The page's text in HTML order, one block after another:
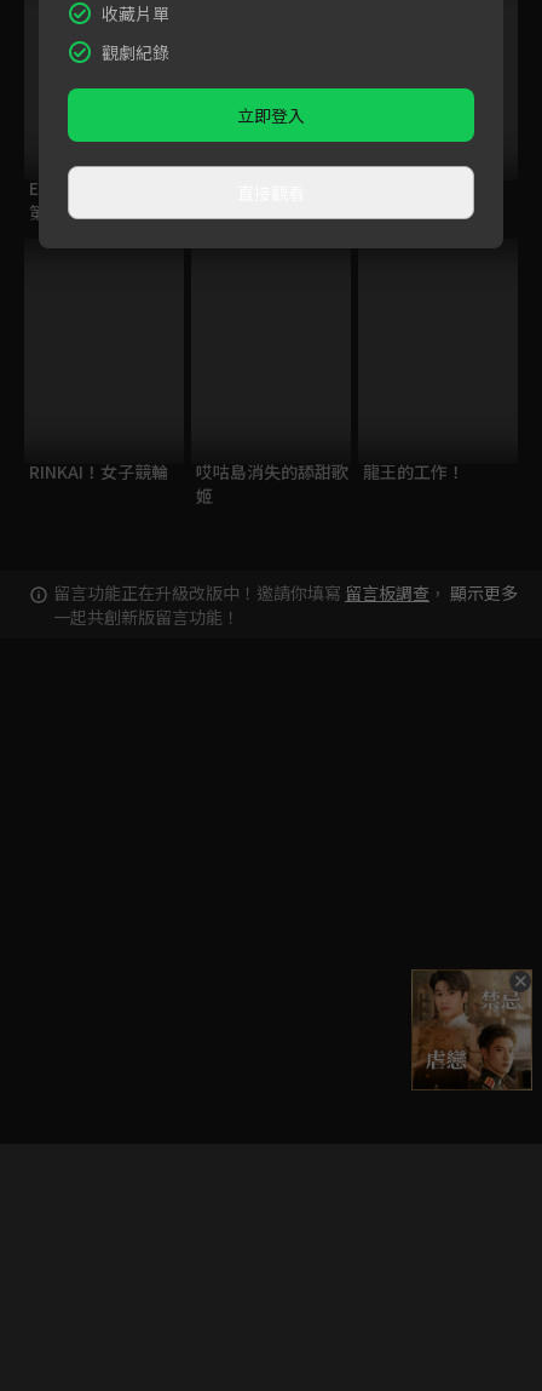
ELTV｜童話任意門
第一季
RINKAI！女子競輪
哎咕島消失的舔甜歌
姬
龍王的工作！
留言功能正在升級改版中！邀請你填寫 留言板調查 ，
一起共創新版留言功能！
顯示更多
收藏片單
觀劇紀錄
立即登入